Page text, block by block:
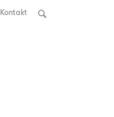
Kontakt